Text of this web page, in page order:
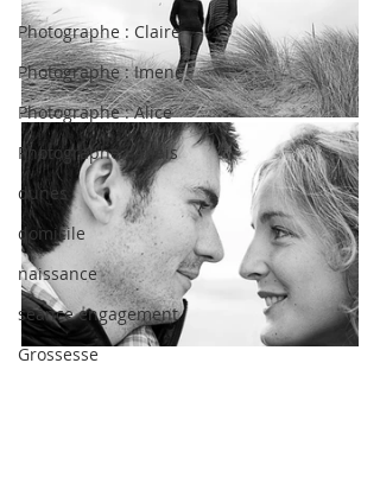
Photographe : Claire
Photographe : Imene
Photographe : Alice
Photographe : Anais
dunes
domicile
naissance
séance engagement
Grossesse